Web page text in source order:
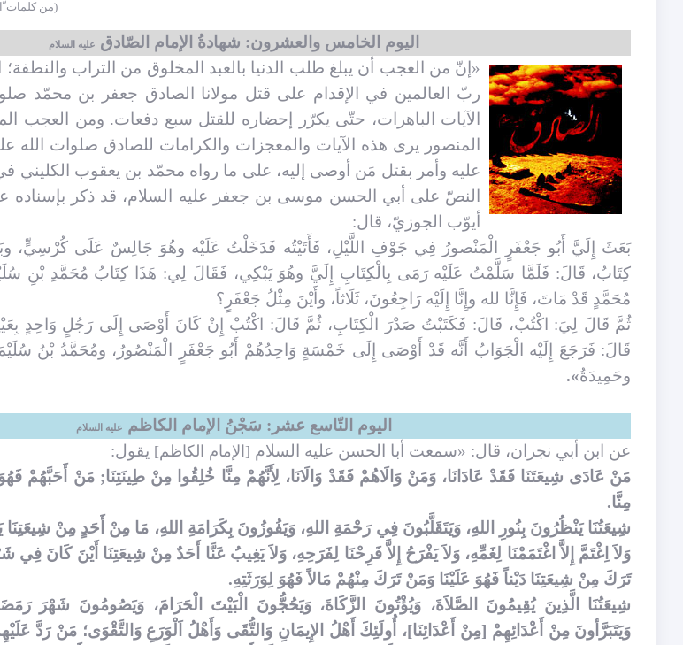
(من كلمات
اليوم الخامس والعشرون: شهادةُ الإمام الصّادق عليه السلام
«إنّ من العجب أن يبلغ طلب الدنيا بالعبد المخلوق من التراب والنطفة؛
ربّ العالمين في الإقدام على قتل مولانا الصادق جعفر بن محمّد
الآيات الباهرات، حتّى يكرّر إحضاره للقتل سبع دفعات. ومن العجب
المنصور يرى هذه الآيات والمعجزات والكرامات للصادق صلوات الله
عليه وأمر بقتل مَن أوصى إليه، على ما رواه محمّد بن يعقوب الكليني
النصّ على أبي الحسن موسى بن جعفر عليه السلام، قد ذكر بإسناده
أيوّب الجوزيّ، قال:
بَعَثَ إِلَيَّ أَبُو جَعْفَرٍ الْمَنْصورُ فِي جَوْفِ اللَّيْلِ، فَأَتَيْتُه فَدَخَلْتُ عَلَيْه وهُوَ جَالِسٌ عَلَى كُرْسِيٍّ،
كِتَابٌ، قَالَ: فَلَمَّا سَلَّمْتُ عَلَيْه رَمَى بِالْكِتَابِ إِلَيَّ وهُوَ يَبْكِي، فَقَالَ لِي: هَذَا كِتَابُ مُحَمَّدِ بْنِ
مُحَمَّدٍ قَدْ مَاتَ، فَإِنَّا لله وإِنَّا إِلَيْه رَاجِعُونَ، ثَلَاثاً، وأَيْنَ مِثْلُ جَعْفَرٍ؟
ثُمَّ قَالَ لِيَ: اكْتُبْ، قَالَ: فَكَتَبْتُ صَدْرَ الْكِتَابِ، ثُمَّ قَالَ: اكْتُبْ إِنْ كَانَ أَوْصَى إِلَى رَجُلٍ وَاحِدٍ
قَالَ: فَرَجَعَ إِلَيْه الْجَوَابُ أَنَّه قَدْ أَوْصَى إِلَى خَمْسَةٍ وَاحِدُهُمْ أَبُو جَعْفَرٍ الْمَنْصُورُ، ومُحَمَّدُ بْنُ
وحَمِيدَةُ».
اليوم التّاسع عشر: سَجْنُ الإمام الكاظم عليه السلام
عن ابن أبي نجران، قال: «سمعت أبا الحسن عليه السلام [الإمام الكاظم] يقول:
مَنْ عَادَى شِيعَتَنَا فَقَدْ عَادَانَا، وَمَنْ وَالَاهُمْ فَقَدْ وَالَانَا، لِأَنَّهُمْ مِنَّا خُلِقُوا مِنْ طِينَتِنَا; مَنْ أَحَبَّهُمْ
مِنَّا.
شِيعَتُنَا يَنْظُرُونَ بِنُورِ اللهِ، وَيَتَقَلَّبُونَ فِي رَحْمَةِ اللهِ، وَيَفُوزُونَ بِكَرَامَةِ اللهِ، مَا مِنْ أَحَدٍ مِنْ
وَلاَ اِغْتَمَّ إِلاَّ اغْتَمَمْنَا لِغَمِّهِ، وَلاَ يَفْرَحُ إِلاَّ فَرِحْنَا لِفَرَحِهِ، وَلاَ يَغِيبُ عَنَّا أَحَدٌ مِنْ شِيعَتِنَا أَيْنَ كَانَ
تَرَكَ مِنْ شِيعَتِنَا دَيْناً فَهُوَ عَلَيْنَا وَمَنْ تَرَكَ مِنْهُمْ مَالاً فَهُوَ لِوَرَثَتِهِ.
شِيعَتُنَا الَّذِينَ يُقِيمُونَ الصَّلاَةَ، وَيُؤْتُونَ الزَّكَاةَ، وَيَحُجُّونَ الْبَيْتَ الْحَرَامَ، وَيَصُومُونَ‏ شَهْرَ
وَيَتَبَرَّأونَ مِنْ أَعْدَائِهِمْ ‏[مِنْ أَعْدَائِنَا]، أُولَئِكَ أَهْلُ الإِيمَانِ وَالتُّقَى وَأَهْلُ اَلْوَرَعِ وَالتَّقْوَى؛ مَنْ رَدَّ